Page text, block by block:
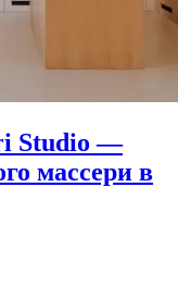
Studio —
массери в